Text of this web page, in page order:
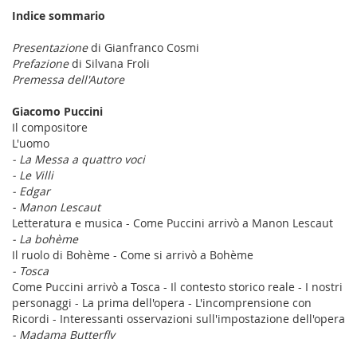
Indice sommario
Presentazionedi Gianfranco Cosmi
Prefazionedi Silvana Froli
Premessa dell'Autore
Giacomo Puccini
Il compositore
L'uomo
- La Messa a quattro voci
- Le Villi
- Edgar
- Manon Lescaut
Letteratura e musica - Come Puccini arrivò a Manon Lescaut
- La bohème
Il ruolo di Bohème - Come si arrivò a Bohème
- Tosca
Come Puccini arrivò a Tosca - Il contesto storico reale - I nostri
personaggi - La prima dell'opera - L'incomprensione con
Ricordi - Interessanti osservazioni sull'impostazione dell'opera
- Madama Butterfly